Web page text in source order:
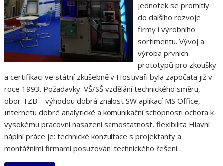
jednotek se promítly
do dalšího rozvoje
firmy i výrobního
sortimentu. Vývoj a
výroba prvních
prototypů pro zkoušky
a certifikaci ve státní zkušebně v Hostivaři byla započata již v
roce 1993. Požadavky: VŠ/SŠ vzdělání technického směru,
obor TZB – výhodou dobrá znalost SW aplikací MS Office,
Internetu dobré analytické a komunikační schopnosti ochota k
vysokému pracovní nasazení samostatnost, flexibilita Hlavní
náplní práce je: technické konzultace s projektanty a
montážními firmami posuzování technického řešení…